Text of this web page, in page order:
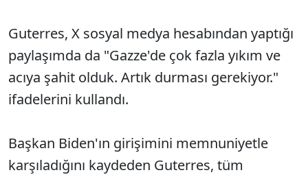
Guterres, X sosyal medya hesabından yaptığı
paylaşımda da "Gazze'de çok fazla yıkım ve
acıya şahit olduk. Artık durması gerekiyor."
ifadelerini kullandı.
Başkan Biden'ın girişimini memnuniyetle
karşıladığını kaydeden Guterres, tüm